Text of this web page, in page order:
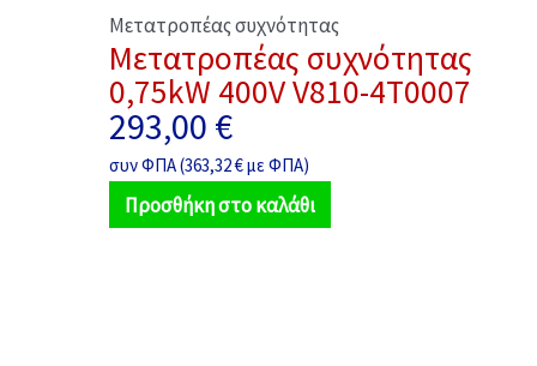
Μετατροπέας συχνότητας
Μετατροπέας συχνότητας
0,75kW 400V V810-4T0007
293,00 €
συν ΦΠΑ (363,32€με ΦΠΑ)
Προσθήκη στο καλάθι